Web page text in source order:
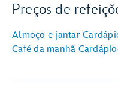
Preços de
Almoço e jantar
Café da manhã Cardápio